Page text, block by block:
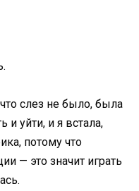
слез не было, была
и уйти, и я встала,
потому что
— это значит играть